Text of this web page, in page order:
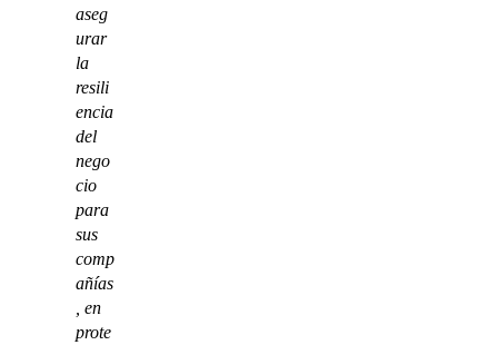
aseg
urar
la
resili
encia
del
nego
cio
para
sus
comp
añías
, en
prote